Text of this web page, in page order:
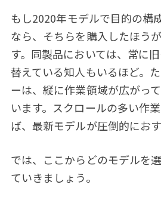
もし2020年モデルで目的の構
なら、そちらを購入したほう
す。同製品においては、常に
替えている知人もいるほど。
ーは、縦に作業領域が広がっ
います。スクロールの多い作
ば、最新モデルが圧倒的におす
では、ここからどのモデルを
ていきましょう。